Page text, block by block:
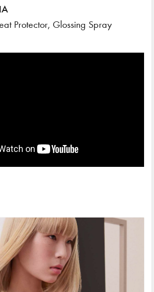
Protector, Glossing Spray